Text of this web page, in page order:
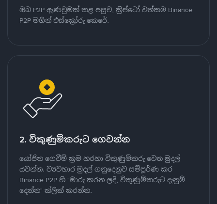
ඔබ P2P ඇණවුමක් කළ පසුව, ක්‍රිප්ටෝ වත්කම Binance
P2P මගින් එස්ක්‍රෝරු කෙරේ.
2. විකුණුම්කරුට ගෙවන්න
යෝජිත ගෙවීම් ක්‍රම හරහා විකුණුම්කරු වෙත මුදල්
යවන්න. ව්‍යවහාර මුදල් ගනුදෙනුව සම්පූර්ණ කර
Binance P2P හි "මාරු කරන ලදි, විකුණුම්කරුට දැනුම්
දෙන්න" ක්ලික් කරන්න.